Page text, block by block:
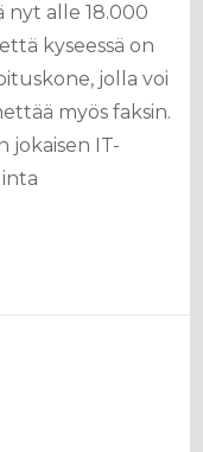
nyt alle 18.000
kyseessä on
jolla voi
myös faksin.
jokaisen IT-